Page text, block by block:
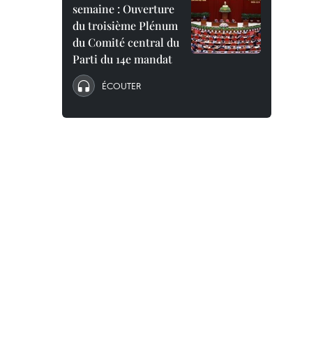
semaine : Ouverture
du troisième Plénum
du Comité central du
Parti du 14e mandat
ÉCOUTER